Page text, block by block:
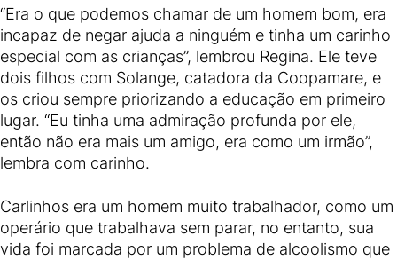
“Era o que podemos chamar de um homem bom, era
incapaz de negar ajuda a ninguém e tinha um carinho
especial com as crianças”, lembrou Regina. Ele teve
dois filhos com Solange, catadora da Coopamare, e
os criou sempre priorizando a educação em primeiro
lugar. “Eu tinha uma admiração profunda por ele,
então não era mais um amigo, era como um irmão”,
lembra com carinho.
Carlinhos era um homem muito trabalhador, como um
operário que trabalhava sem parar, no entanto, sua
vida foi marcada por um problema de alcoolismo que